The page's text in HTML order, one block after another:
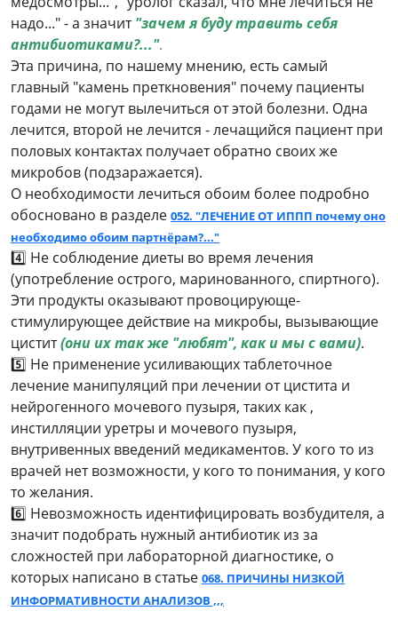
надо..." - а значит"зачем я буду травить себя
антибиотиками?...".
Эта причина, по нашему мнению, есть самый
главный "камень преткновения" почему пациенты
годами не могут вылечиться от этой болезни. Одна
лечится, второй не лечится - лечащийся пациент при
половых контактах получает обратно своих же
микробов (подзаражается).
О необходимости лечиться обоим более подробно
обосновано в разделе 052. "ЛЕЧЕНИЕ ОТ ИППП почему оно
необходимо обоим партнёрам?..."
4️⃣ Не соблюдение диеты во время лечения
(употребление острого, маринованного, спиртного).
Эти продукты оказывают провоцирующе-
стимулирующее действие на микробы, вызывающие
цистит(они их так же "любят", как и мы с вами).
5️⃣ Не применение усиливающих таблеточное
лечение манипуляций при лечении от цистита и
нейрогенного мочевого пузыря, таких как ,
инстилляции уретры и мочевого пузыря,
внутривенных введений медикаментов. У кого то из
врачей нет возможности, у кого то понимания, у кого
то желания.
6️⃣ Невозможность идентифицировать возбудителя, а
значит подобрать нужный антибиотик из за
сложностей при лабораторной диагностике, о
которых написано в статье 068. ПРИЧИНЫ НИЗКОЙ
ИНФОРМАТИВНОСТИ АНАЛИЗОВ ,,,